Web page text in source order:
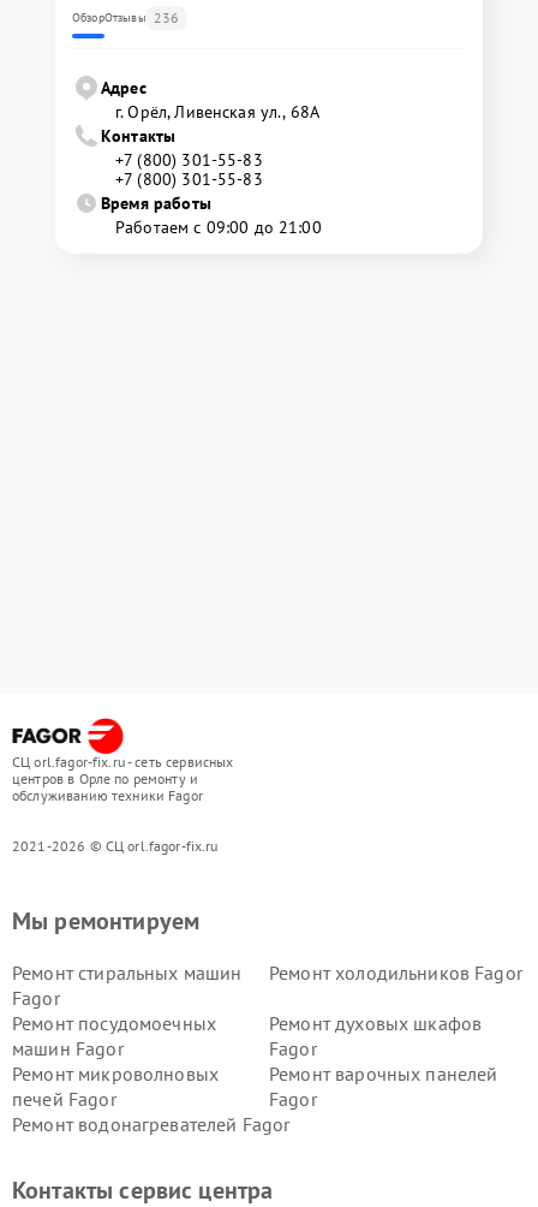
ОбзорОтзывы 236
Адрес
г. Орёл, Ливенская ул., 68А
Контакты
+7 (800) 301-55-83
+7 (800) 301-55-83
Время работы
Работаем с 09:00 до 21:00
СЦ orl.fagor-fix.ru - сеть сервисных
центров в Орле по ремонту и
обслуживанию техники Fagor
2021-2026 © СЦ orl.fagor-fix.ru
Мы ремонтируем
Ремонт стиральных машин
Fagor
Ремонт холодильников Fagor
Ремонт посудомоечных
машин Fagor
Ремонт духовых шкафов
Fagor
Ремонт микроволновых
печей Fagor
Ремонт варочных панелей
Fagor
Ремонт водонагревателей Fagor
Контакты сервис центра